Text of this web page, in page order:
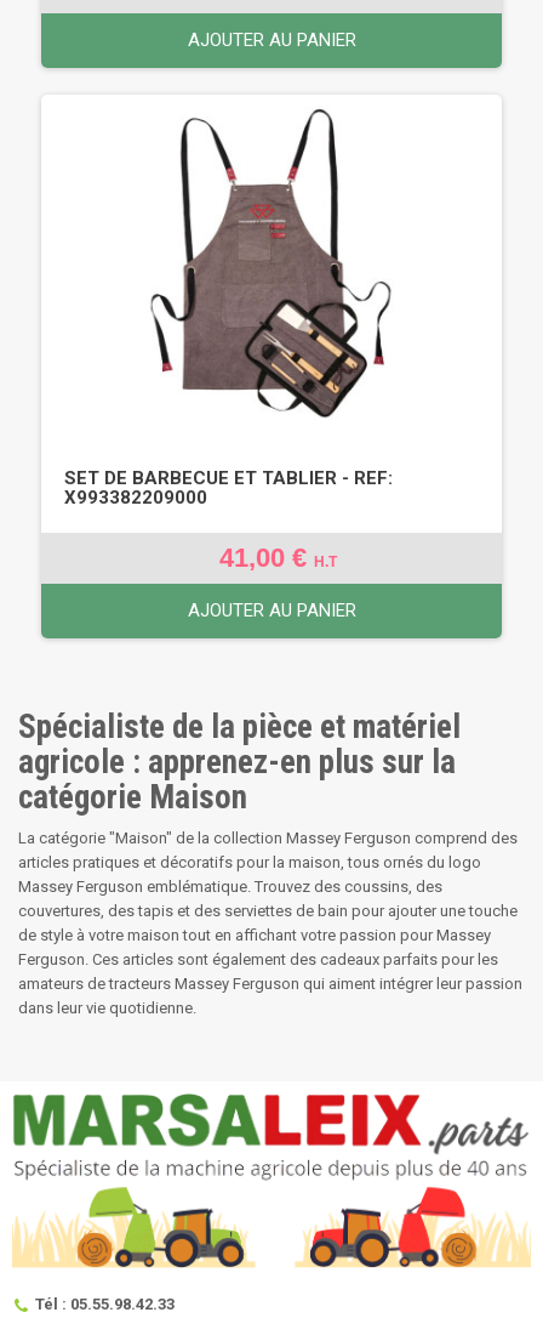
AJOUTER AU PANIER
SET DE BARBECUE ET TABLIER - REF:
X993382209000
41,00 € H.T
AJOUTER AU PANIER
Spécialiste de la pièce et matériel
agricole : apprenez-en plus sur la
catégorie Maison
La catégorie "Maison" de la collection Massey Ferguson comprend des
articles pratiques et décoratifs pour la maison, tous ornés du logo
Massey Ferguson emblématique. Trouvez des coussins, des
couvertures, des tapis et des serviettes de bain pour ajouter une touche
de style à votre maison tout en affichant votre passion pour Massey
Ferguson. Ces articles sont également des cadeaux parfaits pour les
amateurs de tracteurs Massey Ferguson qui aiment intégrer leur passion
dans leur vie quotidienne.
Tél : 05.55.98.42.33